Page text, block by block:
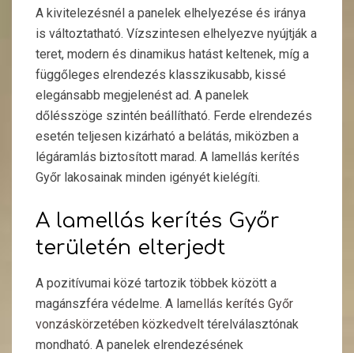
A kivitelezésnél a panelek elhelyezése és iránya
is változtatható. Vízszintesen elhelyezve nyújtják a
teret, modern és dinamikus hatást keltenek, míg a
függőleges elrendezés klasszikusabb, kissé
elegánsabb megjelenést ad. A panelek
dőlésszöge szintén beállítható. Ferde elrendezés
esetén teljesen kizárható a belátás, miközben a
légáramlás biztosított marad. A lamellás kerítés
Győr lakosainak minden igényét kielégíti.
A lamellás kerítés Győr
területén elterjedt
A pozitívumai közé tartozik többek között a
magánszféra védelme. A lamellás kerítés Győr
vonzáskörzetében közkedvelt térelválasztónak
mondható. A panelek elrendezésének